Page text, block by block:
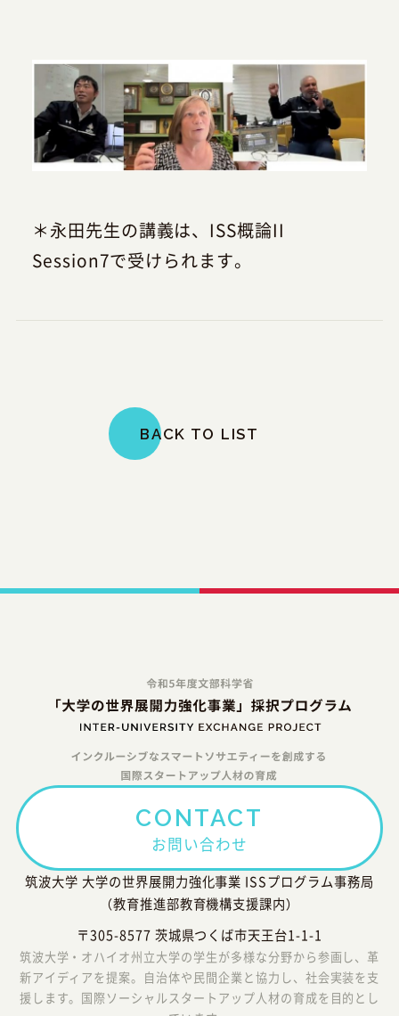
＊永田先生の講義は、ISS概論II
Session7で受けられます。
BACK TO LIST
CONTACT
お問い合わせ
筑波大学・オハイオ州立大学の学生が多様な分野から参画し、革
新アイディアを提案。自治体や民間企業と協力し、社会実装を支
援します。国際ソーシャルスタートアップ人材の育成を目的とし
筑波大学 大学の世界展開力強化事業 ISSプログラム事務局
（教育推進部教育機構支援課内）
〒305-8577 茨城県つくば市天王台1-1-1